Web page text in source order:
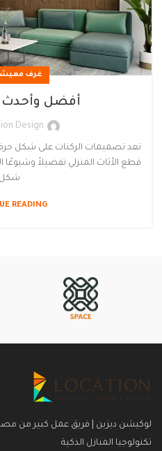
غرف
أفضل وأحدث
Design
قطع الأثاث المنزلي تفضيلاً وشيوعًا
READING
لوكيشن ديزين | فريق عمل كبير من
تكنولوجيا المنازل الذكية